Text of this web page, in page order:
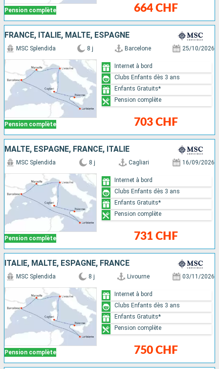
Pension complète 664 CHF
FRANCE, ITALIE, MALTE, ESPAGNE
Pension complète
MSC Splendida 8 j Barcelone 25/10/2026
703 CHF
Internet à bord
Clubs Enfants dès 3 ans
Enfants Gratuits*
Pension complète
MALTE, ESPAGNE, FRANCE, ITALIE
Pension complète
MSC Splendida 8 j Cagliari 16/09/2026
731 CHF
Internet à bord
Clubs Enfants dès 3 ans
Enfants Gratuits*
Pension complète
ITALIE, MALTE, ESPAGNE, FRANCE
Pension complète
MSC Splendida 8 j Livourne 03/11/2026
750 CHF
Internet à bord
Clubs Enfants dès 3 ans
Enfants Gratuits*
Pension complète